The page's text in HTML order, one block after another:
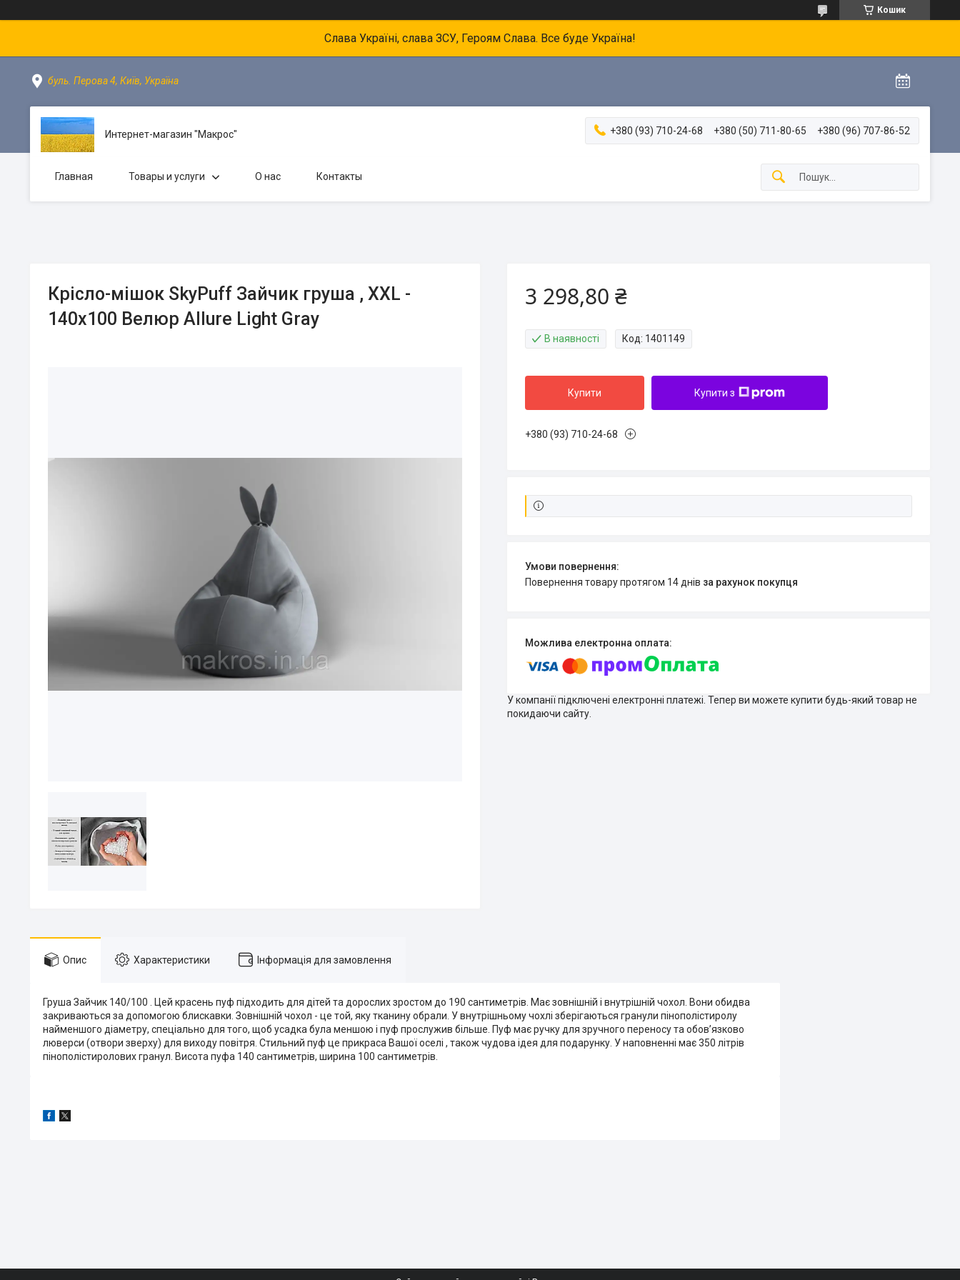
Кошик
Слава Україні, слава ЗСУ, Героям Слава. Все буде Україна!
буль. Перова 4, Київ, Україна
Интернет-магазин "Макрос" +380 (93) 710-24-68 +380 (50) 711-80-65 +380 (96) 707-86-52
Главная Товары и услуги О нас Контакты
Крісло-мішок SkyPuff Зайчик груша , XXL -
140х100 Велюр Allure Light Gray
3 298,80 ₴
В наявності Код: 1401149
Купити Купити з
+380 (93) 710-24-68
повернення товару протягом 14 днів за рахунок покупця
У компанії підключені електронні платежі. Тепер ви можете купити будь-який товар не
покидаючи сайту.
Опис Характеристики Інформація для замовлення
Груша Зайчик 140/100 . Цей красень пуф підходить для дітей та дорослих зростом до 190 сантиметрів. Має зовнішній і внутрішній чохол. Вони обидва
закриваються за допомогою блискавки. Зовнішній чохол - це той, яку тканину обрали. У внутрішньому чохлі зберігаються гранули пінополістиролу
найменшого діаметру, спеціально для того, щоб усадка була меншою і пуф прослужив більше. Пуф має ручку для зручного переносу та обов’язково
люверси (отвори зверху) для виходу повітря. Стильний пуф це прикраса Вашої оселі , також чудова ідея для подарунку. У наповненні має 350 літрів
пінополістиролових гранул. Висота пуфа 140 сантиметрів, ширина 100 сантиметрів.